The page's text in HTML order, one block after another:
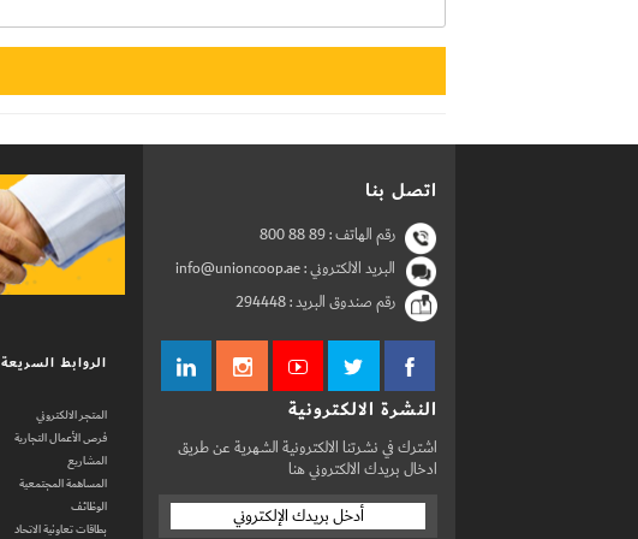
اتصل بنا
رقم الهاتف :800 88 89
البريد الالكتروني : info@unioncoop.ae
رقم صندوق البريد :294448
النشرة الالكترونية
اشترك في نشرتنا الالكترونية الشهرية عن طريق
ادخال بريدك الالكتروني هنا
الروابط السريعة
المتجر الالكتروني
فرص الأعمال التجارية
المشاريع
المساهمة المجتمعية
الوظائف
بطاقات تعاونية الاتحاد